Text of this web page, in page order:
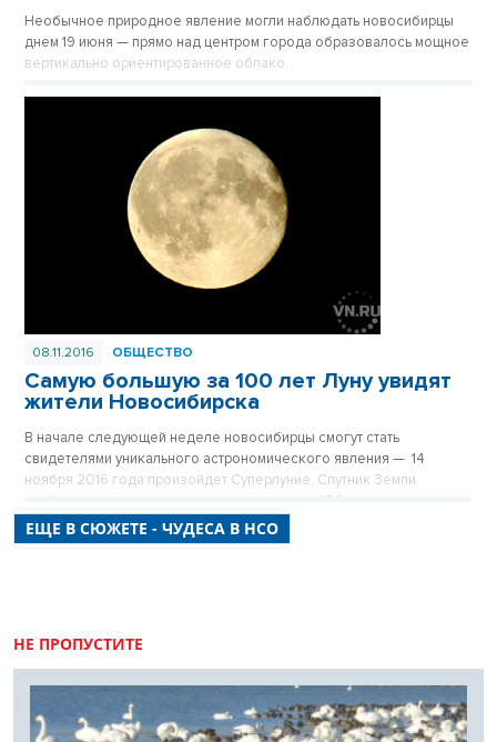
Необычное природное явление могли наблюдать новосибирцы
днем 19 июня — прямо над центром города образовалось мощное
вертикально ориентированное облако.
08.11.2016 ОБЩЕСТВО
Самую большую за 100 лет Луну увидят
жители Новосибирска
В начале следующей неделе новосибирцы смогут стать
свидетелями уникального астрономического явления — 14
ноября 2016 года произойдет Суперлуние. Спутник Земли
приблизится на минимальное за последние 100 лет расстояние.
ЕЩЕ В СЮЖЕТЕ - ЧУДЕСА В НСО
НЕ ПРОПУСТИТЕ